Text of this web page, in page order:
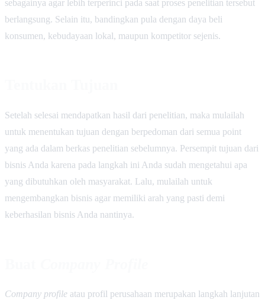
sebagainya agar lebih terperinci pada saat proses penelitian tersebut
berlangsung. Selain itu, bandingkan pula dengan daya beli
konsumen, kebudayaan lokal, maupun kompetitor sejenis.
Setelah selesai mendapatkan hasil dari penelitian, maka mulailah
untuk menentukan tujuan dengan berpedoman dari semua point
yang ada dalam berkas penelitian sebelumnya. Persempit tujuan dari
bisnis Anda karena pada langkah ini Anda sudah mengetahui apa
yang dibutuhkan oleh masyarakat. Lalu, mulailah untuk
mengembangkan bisnis agar memiliki arah yang pasti demi
keberhasilan bisnis Anda nantinya.
Company profile atau profil perusahaan merupakan langkah lanjutan